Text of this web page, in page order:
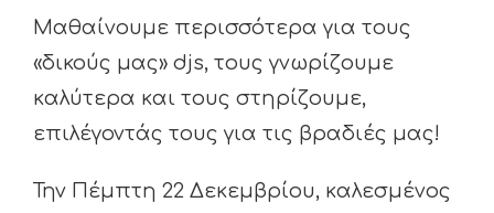
Μαθαίνουμε περισσότερα για τους
«δικούς μας» djs, τους γνωρίζουμε
καλύτερα και τους στηρίζουμε,
επιλέγοντάς τους για τις βραδιές μας!
Την Πέμπτη 22 Δεκεμβρίου, καλεσμένος